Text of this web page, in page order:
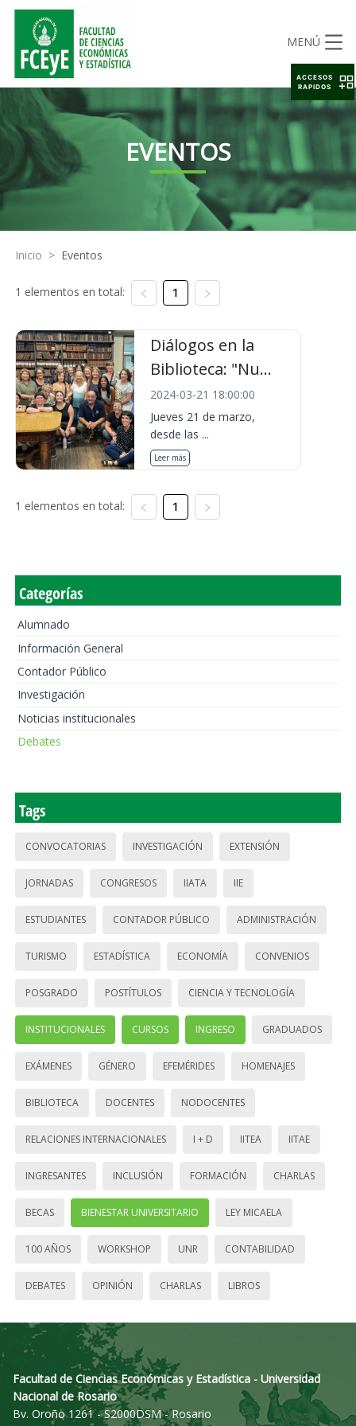
MENÚ
EVENTOS
Inicio > Eventos
1 elementos en total: 1
Diálogos en la
Biblioteca: "Nu...
2024-03-21 18:00:00
Jueves 21 de marzo,
desde las ...
Leer más
1 elementos en total: 1
Categorías
Alumnado
Información General
Contador Público
Investigación
Noticias institucionales
Debates
Tags
CONVOCATORIAS INVESTIGACIÓN EXTENSIÓN
JORNADAS CONGRESOS IIATA IIE
ESTUDIANTES CONTADOR PÚBLICO ADMINISTRACIÓN
TURISMO ESTADÍSTICA ECONOMÍA CONVENIOS
POSGRADO POSTÍTULOS CIENCIA Y TECNOLOGÍA
INSTITUCIONALES CURSOS INGRESO GRADUADOS
EXÁMENES GÉNERO EFEMÉRIDES HOMENAJES
BIBLIOTECA DOCENTES NODOCENTES
RELACIONES INTERNACIONALES I + D IITEA IITAE
INGRESANTES INCLUSIÓN FORMACIÓN CHARLAS
BECAS BIENESTAR UNIVERSITARIO LEY MICAELA
100 AÑOS WORKSHOP UNR CONTABILIDAD
DEBATES OPINIÓN CHARLAS LIBROS
Facultad de Ciencias Económicas y Estadística - Universidad
Nacional de Rosario
Bv. Oroño 1261 - S2000DSM - Rosario
ACCESOS
RAPIDOS